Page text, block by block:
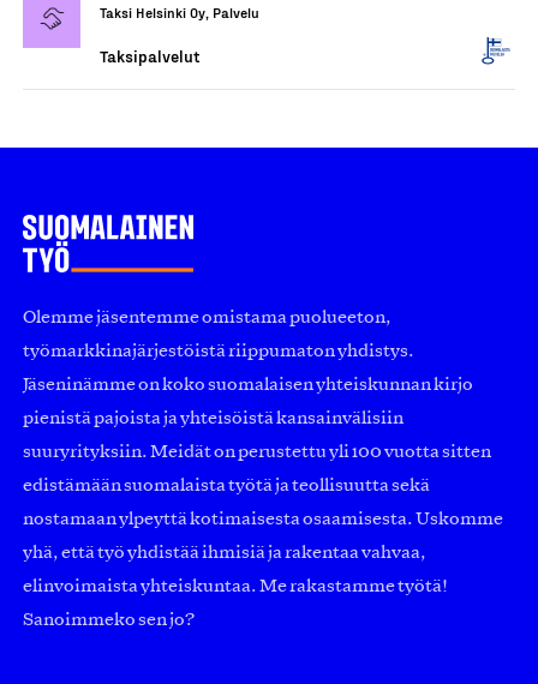
Taksi Helsinki Oy, Palvelu
Taksipalvelut
Olemme jäsentemme omistama puolueeton,
työmarkkinajärjestöistä riippumaton yhdistys.
Jäseninämme on koko suomalaisen yhteiskunnan kirjo
pienistä pajoista ja yhteisöistä kansainvälisiin
suuryrityksiin. Meidät on perustettu yli 100 vuotta sitten
edistämään suomalaista työtä ja teollisuutta sekä
nostamaan ylpeyttä kotimaisesta osaamisesta. Uskomme
yhä, että työ yhdistää ihmisiä ja rakentaa vahvaa,
elinvoimaista yhteiskuntaa. Me rakastamme työtä!
Sanoimmeko sen jo?